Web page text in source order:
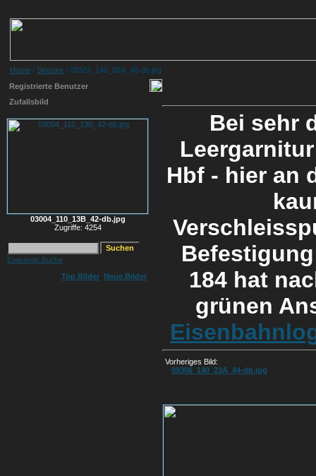
Home / Strecke / 09324_140_08A_46-db.jpg
Registrierte Benutzer
Zufallsbild
03004_110_13B_42-db.jpg
Zugriffe: 4254
Erweiterte Suche
Top Bilder Neue Bilder
Bei sehr
Hbf - hier an
184 hat
grünen
Vorheriges Bild:
09306_140_23A_44-db.jpg